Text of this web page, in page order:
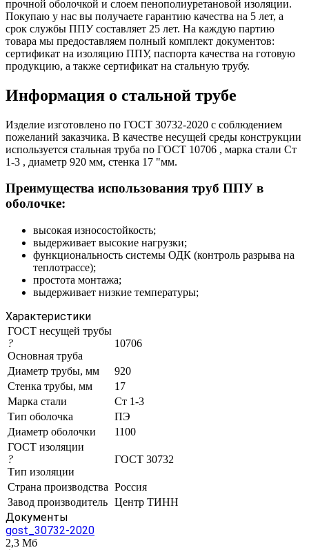
прочной оболочкой и слоем пенополиуретановой изоляции.
Покупаю у нас вы получаете гарантию качества на 5 лет, а
срок службы ППУ составляет 25 лет. На каждую партию
товара мы предоставляем полный комплект документов:
сертификат на изоляцию ППУ, паспорта качества на готовую
продукцию, а также сертификат на стальную трубу.
Информация о стальной трубе
Изделие изготовлено по ГОСТ 30732-2020 с соблюдением
пожеланий заказчика. В качестве несущей среды конструкции
используется стальная труба по ГОСТ 10706 , марка стали Ст
1-3 , диаметр 920 мм, стенка 17 "мм.
Преимущества использования труб ППУ в
оболочке:
высокая износостойкость;
выдерживает высокие нагрузки;
функциональность системы ОДК (контроль разрыва на
теплотрассе);
простота монтажа;
выдерживает низкие температуры;
Характеристики
ГОСТ несущей трубы
?
Основная труба
10706
Диаметр трубы, мм
920
Стенка трубы, мм
17
Марка стали
Ст 1-3
Тип оболочка
ПЭ
Диаметр оболочки
1100
ГОСТ изоляции
?
Тип изоляции
ГОСТ 30732
Страна производства Россия
Завод производитель Центр ТИНН
Документы
gost_30732-2020
2,3 Мб